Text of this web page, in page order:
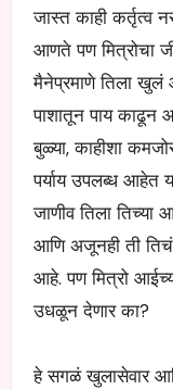
जास्त काही कर्तृत्व
आणते पण मित्रोचा
मैनेप्रमाणे तिला खुलं
पाशातून पाय काढून
बुळ्या, काहीशा
पर्याय उपलब्ध आहेत
जाणीव तिला
आणि अजूनही ती
आहे. पण मित्रो
उधळून देणार का?
हे सगळं खुलासेवार